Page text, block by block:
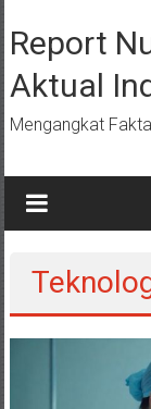
ke
konten
Report
Aktual
Mengangkat